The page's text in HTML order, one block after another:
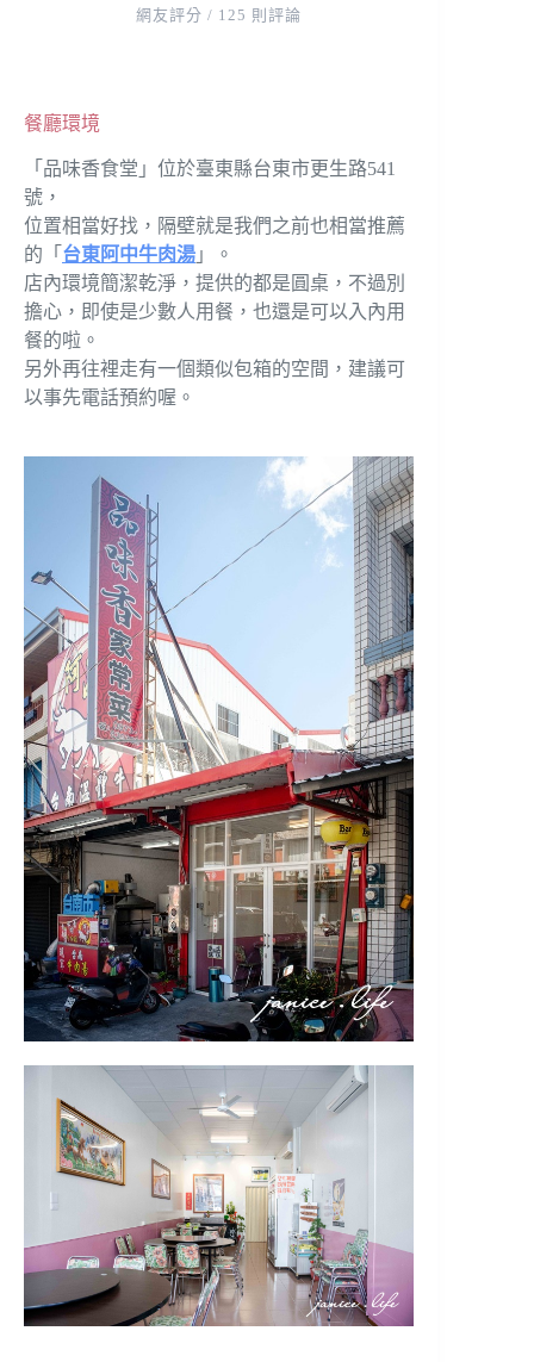
網友評分 / 125 則評論
餐廳環境
「品味香食堂」位於臺東縣台東市更生路541
號，
位置相當好找，隔壁就是我們之前也相當推薦
的「 台東阿中牛肉湯 」。
店內環境簡潔乾淨，提供的都是圓桌，不過別
擔心，即使是少數人用餐，也還是可以入內用
餐的啦。
另外再往裡走有一個類似包箱的空間，建議可
以事先電話預約喔。